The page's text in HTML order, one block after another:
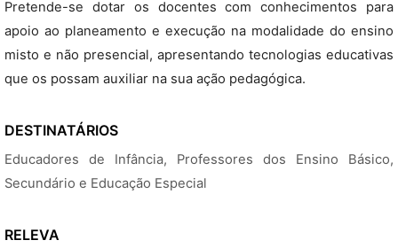
Pretende-se dotar os docentes com conhecimentos para
apoio ao planeamento e execução na modalidade do ensino
misto e não presencial, apresentando tecnologias educativas
que os possam auxiliar na sua ação pedagógica.
DESTINATÁRIOS
Educadores de Infância, Professores dos Ensino Básico,
Secundário e Educação Especial
RELEVA